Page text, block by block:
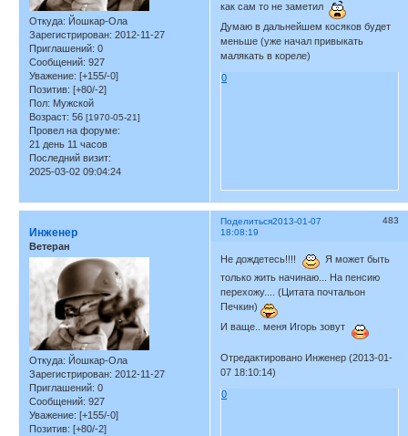
Откуда: Йошкар-Ола
Зарегистрирован: 2012-11-27
Приглашений: 0
Сообщений: 927
Уважение: [+155/-0]
Позитив: [+80/-2]
Пол: Мужской
Возраст: 56 [1970-05-21]
Провел на форуме:
21 день 11 часов
Последний визит:
2025-03-02 09:04:24
как сам то не заметил
Думаю в дальнейшем косяков будет
меньше (уже начал привыкать
малякать в кореле)
0
Поделиться 483
2013-01-07
18:08:19
Инженер
Ветеран
Откуда: Йошкар-Ола
Зарегистрирован: 2012-11-27
Приглашений: 0
Сообщений: 927
Уважение: [+155/-0]
Позитив: [+80/-2]
Не дождетесь!!!!
Я может быть
только жить начинаю... На пенсию
перехожу.... (Цитата почтальон
Печкин)
И ваще.. меня Игорь зовут
Отредактировано Инженер (2013-01-
07 18:10:14)
0